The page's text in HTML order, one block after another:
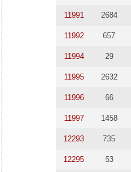
11991 2684
11992 657
11994 29
11995 2632
11996 66
11997 1458
12293 735
12295 53